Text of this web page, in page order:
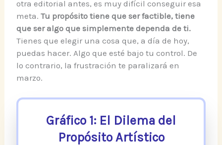
otra editorial antes, es muy difícil conseguir esa
meta.Tu propósito tiene que ser factible, tiene
que ser algo que simplemente dependa de ti.
Tienes que elegir una cosa que, a día de hoy,
puedas hacer. Algo que esté bajo tu control. De
lo contrario, la frustración te paralizará en
marzo.
Gráfico 1: El Dilema del
Propósito Artístico